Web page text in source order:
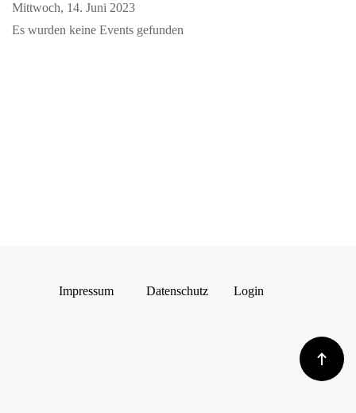
Mittwoch, 14. Juni 2023
Es wurden keine Events gefunden
Impressum Datenschutz Login